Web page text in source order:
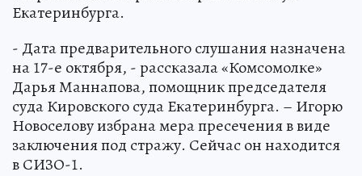
Екатеринбурга.
- Дата предварительного слушания назначена
на 17-е октября, - рассказала «Комсомолке»
Дарья Маннапова, помощник председателя
суда Кировского суда Екатеринбурга. – Игорю
Новоселову избрана мера пресечения в виде
заключения под стражу. Сейчас он находится
в СИЗО-1.